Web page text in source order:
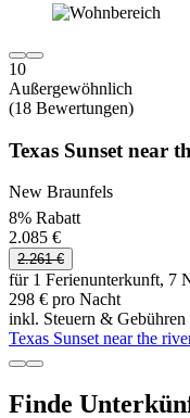
10
Außergewöhnlich
(18 Bewertungen)
Texas Sunset near
New Braunfels
8% Rabatt
2.085 €
2.261 €
für 1 Ferienunterkunft, 7
298 € pro Nacht
inkl. Steuern & Gebühren
Texas Sunset near the
Finde